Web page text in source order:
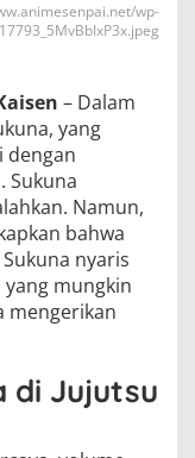
wp-
– Dalam
yang
dengan
Sukuna
Namun,
bahwa
nyaris
mungkin
mengerikan
di Jujutsu